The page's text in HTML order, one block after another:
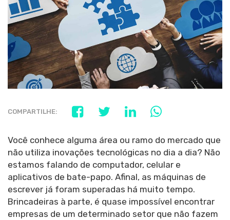
COMPARTILHE:
Você conhece alguma área ou ramo do mercado que
não utiliza inovações tecnológicas no dia a dia? Não
estamos falando de computador, celular e
aplicativos de bate-papo. Afinal, as máquinas de
escrever já foram superadas há muito tempo.
Brincadeiras à parte, é quase impossível encontrar
empresas de um determinado setor que não fazem